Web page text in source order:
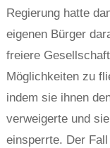
Regierung hatte
eigenen Bürger
freiere
Möglichkeiten zu
indem sie ihnen
verweigerte und
einsperrte. Der